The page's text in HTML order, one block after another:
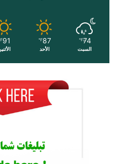
74
℉
السبت
87
℉
الأحد
91